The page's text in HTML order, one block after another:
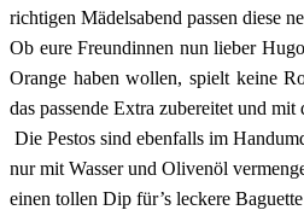
richtigen Mädelsabend passen diese
Ob eure Freundinnen nun lieber
Orange haben wollen, spielt keine
das passende Extra zubereitet und mit
Die Pestos sind ebenfalls im
nur mit Wasser und Olivenöl
einen tollen Dip für’s leckere